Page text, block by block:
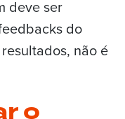
deve ser
do
não é
o